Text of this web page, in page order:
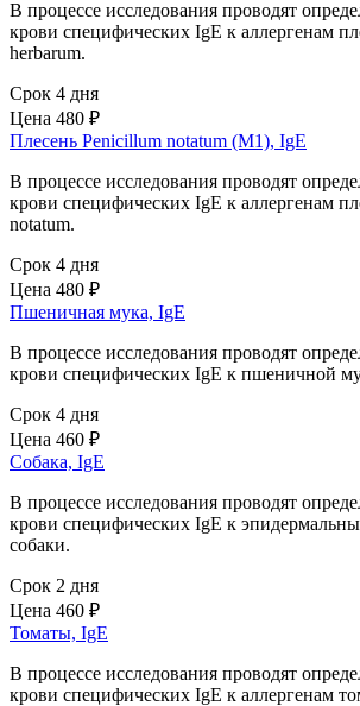
В процессе исследования проводят
крови специфических IgE к аллергенам
herbarum.
Срок 4 дня
Цена 480 ₽
Плесень Penicillum notatum (M1), IgE
В процессе исследования проводят
крови специфических IgE к аллергенам
notatum.
Срок 4 дня
Цена 480 ₽
Пшеничная мука, IgE
В процессе исследования проводят
крови специфических IgE к пшеничной
Срок 4 дня
Цена 460 ₽
Собака, IgE
В процессе исследования проводят
крови специфических IgE к
собаки.
Срок 2 дня
Цена 460 ₽
Томаты, IgE
В процессе исследования проводят
крови специфических IgE к аллергенам